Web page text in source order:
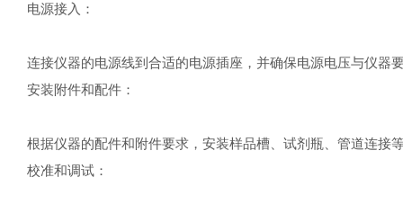
电源接入：
连接仪器的电源线到合适的电源插座，并确保电源电压与仪器
安装附件和配件：
根据仪器的配件和附件要求，安装样品槽、试剂瓶、管道连接
校准和调试：